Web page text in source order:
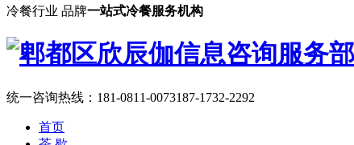
冷餐行业 品牌一站式冷餐服务机构
统一咨询热线： 181-0811-0073187-1732-2292
首页